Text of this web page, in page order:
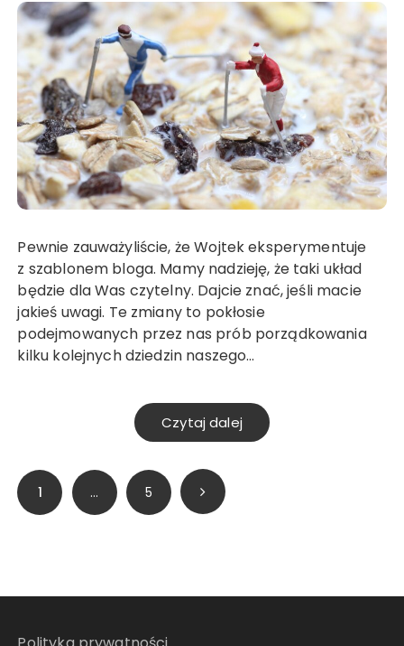
Pewnie zauważyliście, że Wojtek eksperymentuje
z szablonem bloga. Mamy nadzieję, że taki układ
będzie dla Was czytelny. Dajcie znać, jeśli macie
jakieś uwagi. Te zmiany to pokłosie
podejmowanych przez nas prób porządkowania
kilku kolejnych dziedzin naszego…
Czytaj dalej
Stronicowanie
wpisów
1 … 5